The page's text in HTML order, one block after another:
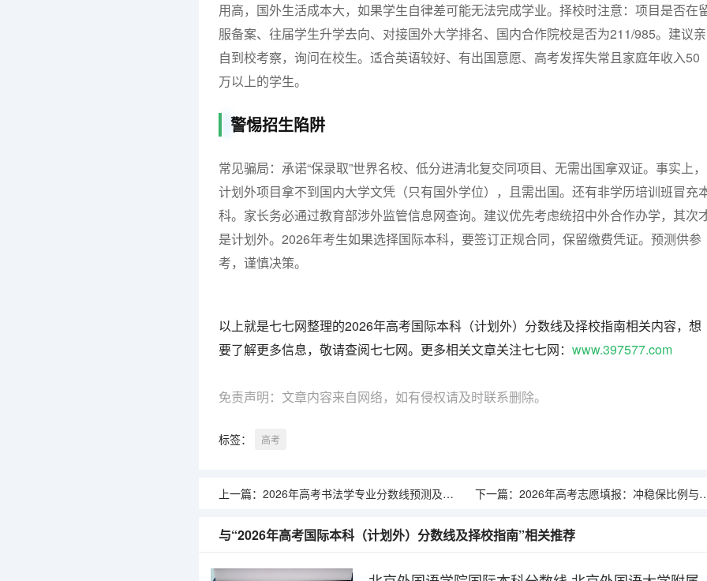
用高，国外生活成本大，如果学生自律差可能无法完成学业。择校时注意：项目是否在
服备案、往届学生升学去向、对接国外大学排名、国内合作院校是否为211/985。建议亲
自到校考察，询问在校生。适合英语较好、有出国意愿、高考发挥失常且家庭年收入50
万以上的学生。
警惕招生陷阱
常见骗局：承诺“保录取”世界名校、低分进清北复交同项目、无需出国拿双证。事实上，
计划外项目拿不到国内大学文凭（只有国外学位），且需出国。还有非学历培训班冒充
科。家长务必通过教育部涉外监管信息网查询。建议优先考虑统招中外合作办学，其次
是计划外。2026年考生如果选择国际本科，要签订正规合同，保留缴费凭证。预测供参
考，谨慎决策。
以上就是七七网整理的2026年高考国际本科（计划外）分数线及择校指南相关内容，想
要了解更多信息，敬请查阅七七网。更多相关文章关注七七网： www.397577.com
免责声明：文章内容来自网络，如有侵权请及时联系删除。
标签： 高考
上一篇： 2026年高考书法学专业分数线预测及校考解读 下一篇： 2026年高考志愿填报：冲稳保比例与梯度设置实战
与“2026年高考国际本科（计划外）分数线及择校指南”相关推荐